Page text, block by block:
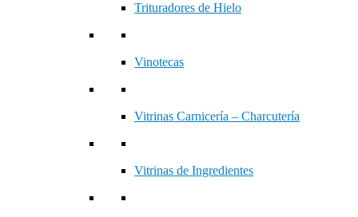
Trituradores de Hielo
Vinotecas
Vitrinas Carnicería – Charcutería
Vitrinas de Ingredientes